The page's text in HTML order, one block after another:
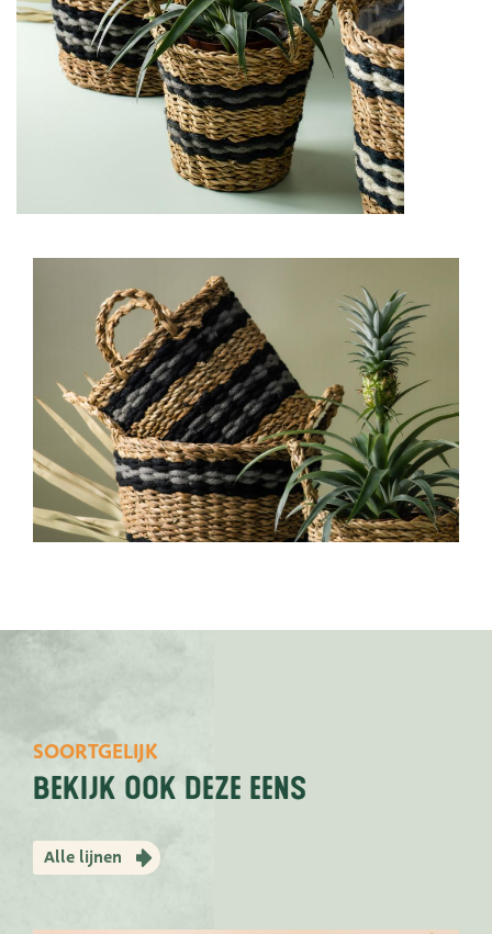
SOORTGELIJK
bekijk ook deze eens
Alle lijnen